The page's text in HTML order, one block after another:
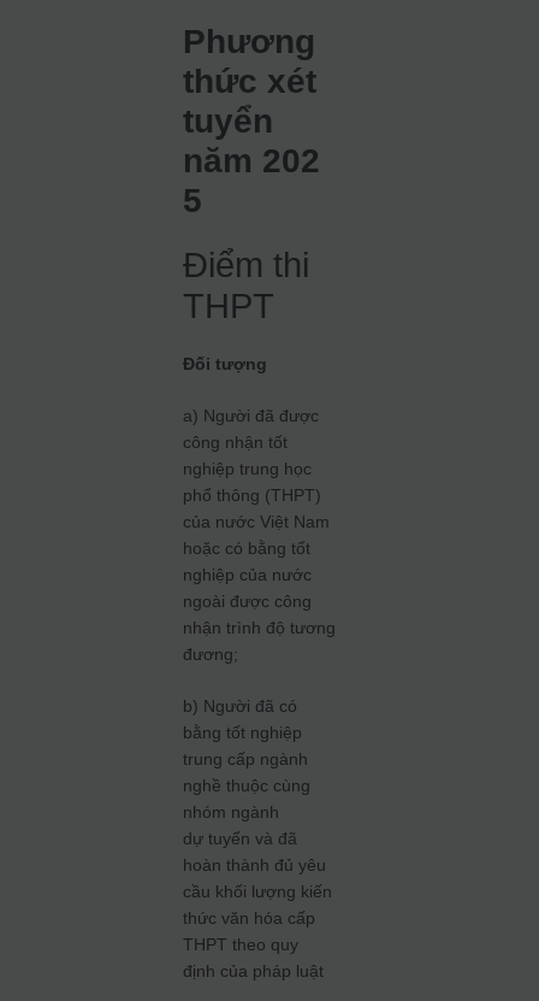
Phương
thức xét
tuyển
năm 202
5
Điểm thi
THPT
Đối tượng
a) Người đã được
công nhận tốt
nghiệp trung học
phổ thông (THPT)
của nước Việt Nam
hoặc có bằng tốt
nghiệp của nước
ngoài được công
nhận trình độ tương
đương;
b) Người đã có
bằng tốt nghiệp
trung cấp ngành
nghề thuộc cùng
nhóm ngành
dự tuyển và đã
hoàn thành đủ yêu
cầu khối lượng kiến
thức văn hóa cấp
THPT theo quy
định của pháp luật